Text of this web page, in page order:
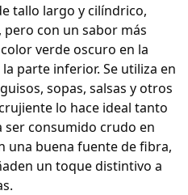
tallo largo y cilíndrico,
con un sabor más
verde oscuro en la
parte inferior. Se utiliza en
sopas, salsas y otros
lo hace ideal tanto
ser consumido crudo en
una buena fuente de fibra,
un toque distintivo a